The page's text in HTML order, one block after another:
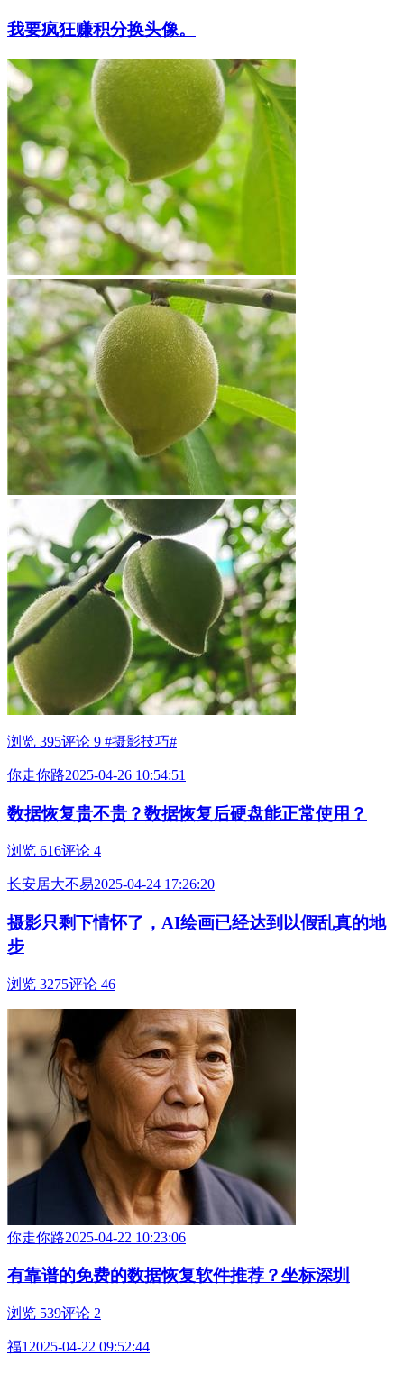
我要疯狂赚积分换头像。
浏览 395评论 9 #摄影技巧#
你走你路2025-04-26 10:54:51
数据恢复贵不贵？数据恢复后硬盘能正常使用？
浏览 616评论 4
长安居大不易2025-04-24 17:26:20
摄影只剩下情怀了，AI绘画已经达到以假乱真的地
步
浏览 3275评论 46
你走你路2025-04-22 10:23:06
有靠谱的免费的数据恢复软件推荐？坐标深圳
浏览 539评论 2
福1 2025-04-22 09:52:44